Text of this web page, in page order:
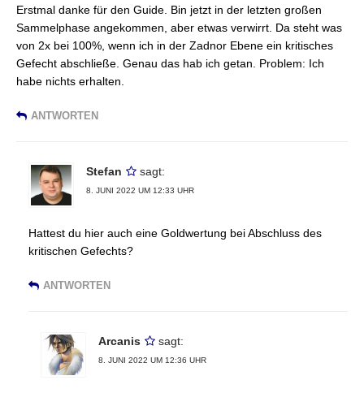
Erstmal danke für den Guide. Bin jetzt in der letzten großen
Sammelphase angekommen, aber etwas verwirrt. Da steht was
von 2x bei 100%, wenn ich in der Zadnor Ebene ein kritisches
Gefecht abschließe. Genau das hab ich getan. Problem: Ich
habe nichts erhalten.
ANTWORTEN
Stefan sagt:
8. JUNI 2022 UM 12:33 UHR
Hattest du hier auch eine Goldwertung bei Abschluss des
kritischen Gefechts?
ANTWORTEN
Arcanis sagt:
8. JUNI 2022 UM 12:36 UHR